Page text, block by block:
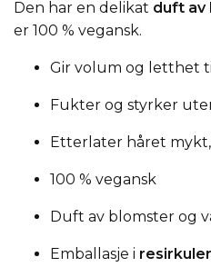
Den har en delikat duft av
er 100 % vegansk.
Gir volum og letthet
Fukter og styrker
Etterlater håret
100 % vegansk
Duft av blomster og
Emballasje i